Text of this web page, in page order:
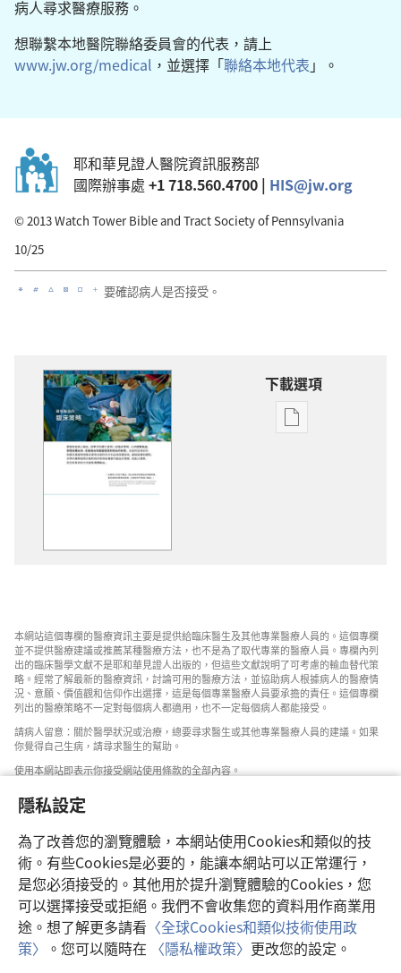
隱私設定
為了改善您的瀏覽體驗，本網站使用Cookies和類似的技
術。有些Cookies是必要的，能讓本網站可以正常運行，
是您必須接受的。其他用於提升瀏覽體驗的Cookies，您
可以選擇接受或拒絕。我們不會收集您的資料用作商業用
途。想了解更多請看 〈全球Cookies和類似技術使用政
策〉 。您可以隨時在 〈隱私權政策〉 更改您的設定。
病人尋求醫療服務。
想聯繫本地醫院聯絡委員會的代表，請上
www.jw.org/medical ，並選擇「聯絡本地代表 」。
耶和華見證人醫院資訊服務部
國際辦事處 +1 718.560.4700 | HIS@jw.org
© 2013 Watch Tower Bible and Tract Society of Pennsylvania
10/25
a b c d e f 要確認病人是否接受。
下載選項
出
血
的
臨
床
策
本網站這個專欄的醫療資訊主要是提供給臨床醫生及其他專業醫療人員的。這個專欄
並不提供醫療建議或推薦某種醫療方法，也不是為了取代專業的醫療人員。專欄內列
出的臨床醫學文獻不是耶和華見證人出版的，但這些文獻說明了可考慮的輸血替代策
略。經常了解最新的醫療資訊，討論可用的醫療方法，並協助病人根據病人的醫療情
況、意願、價值觀和信仰作出選擇，這是每個專業醫療人員要承擔的責任。這個專欄
列出的醫療策略不一定對每個病人都適用，也不一定每個病人都能接受。
請病人留意：關於醫學狀況或治療，總要尋求醫生或其他專業醫療人員的建議。如果
你覺得自己生病，請尋求醫生的幫助。
使用本網站即表示你接受網站使用條款的全部內容。
設定外觀
Copyright© 2026 Watch Tower Bible and Tract Society of Pennsylvania.
使用條款 |隱私權政策| 隱私設定